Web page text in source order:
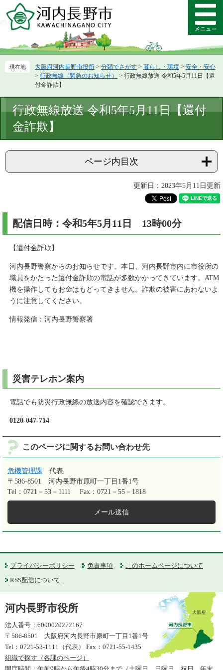
ー
先
ニ
を
本
文
メ
ニ
ー
大阪府河内長野市役所 > 分類でさがす > 暮らし・環境 > 安全・安心
> 行政無線（緊急のお知らせ） > 行政無線放送 令和5年5月11日【還
付金詐欺】
文
行政無線放送 令和5年5月11日【還付
金詐欺】
ページ内目次
更新日：2023年5月11日更新
配信日時：令和5年5月11日 13時00分
【還付金詐欺】
河内長野警察からのお知らせです。本日、河内長野市内に市役所の
職員をかたった還付金詐欺の電話が多数かかってきています。ATM
機を操作してもお金はもどってきません。詐欺の被害にあわないよ
うに注意してください。
情報発信：河内長野警察署
災害テレホン案内
電話でも防災行政無線の放送内容を確認できます。
0120-047-714
このページに関するお問い合わせ先
危機管理課
代表
〒586-8501
河内長野市原町一丁目1番1号
Tel：0721－53－1111
Fax：0721－55－1818
メール送信
プライバシーポリシー 免責事項
このホームページについて
RSS配信について
河内長野市役所
法人番号：6000020272167
〒586-8501 大阪府河内長野市原町一丁目1番1号
Tel：0721-53-1111（代表） Fax：0721-55-1435
組織で探す（各課のページ）